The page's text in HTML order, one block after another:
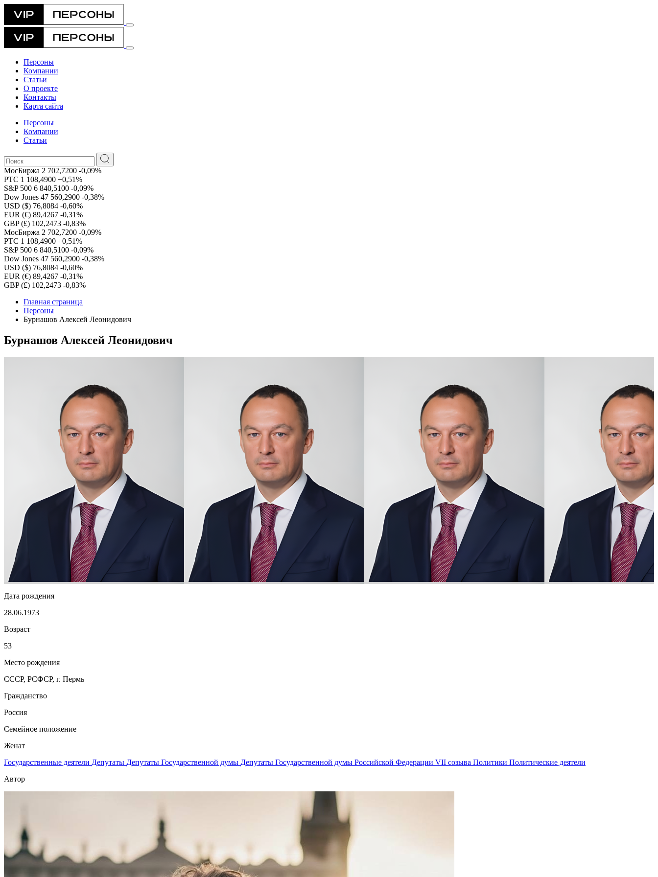
Персоны
Компании
Статьи
О проекте
Контакты
Карта сайта
Персоны
Компании
Статьи
МосБиржа 2 702,7200 -0,09%
РТС 1 108,4900 +0,51%
S&P 500 6 840,5100 -0,09%
Dow Jones 47 560,2900 -0,38%
USD ($) 76,8084 -0,60%
EUR (€) 89,4267 -0,31%
GBP (£) 102,2473 -0,83%
МосБиржа 2 702,7200 -0,09%
РТС 1 108,4900 +0,51%
S&P 500 6 840,5100 -0,09%
Dow Jones 47 560,2900 -0,38%
USD ($) 76,8084 -0,60%
EUR (€) 89,4267 -0,31%
GBP (£) 102,2473 -0,83%
Главная страница
Персоны
Бурнашов Алексей Леонидович
Бурнашов Алексей Леонидович
Дата рождения
28.06.1973
Возраст
53
Место рождения
СССР, РСФСР, г. Пермь
Гражданство
Россия
Семейное положение
Женат
Государственные деятели Депутаты Депутаты Государственной думы Депутаты Государственной думы Российской Федерации VII созыва Политики Политические деятели
Автор